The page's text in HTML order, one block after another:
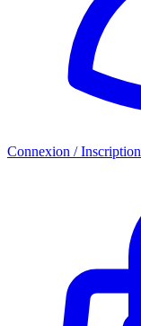
Connexion / Inscription